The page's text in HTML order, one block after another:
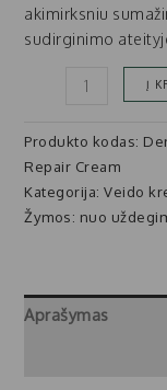
akimirksniu
sudirginimo
Į
Produkto kodas:
Repair Cream
Kategorija:Veido
Žymos: nuo
Aprašymas